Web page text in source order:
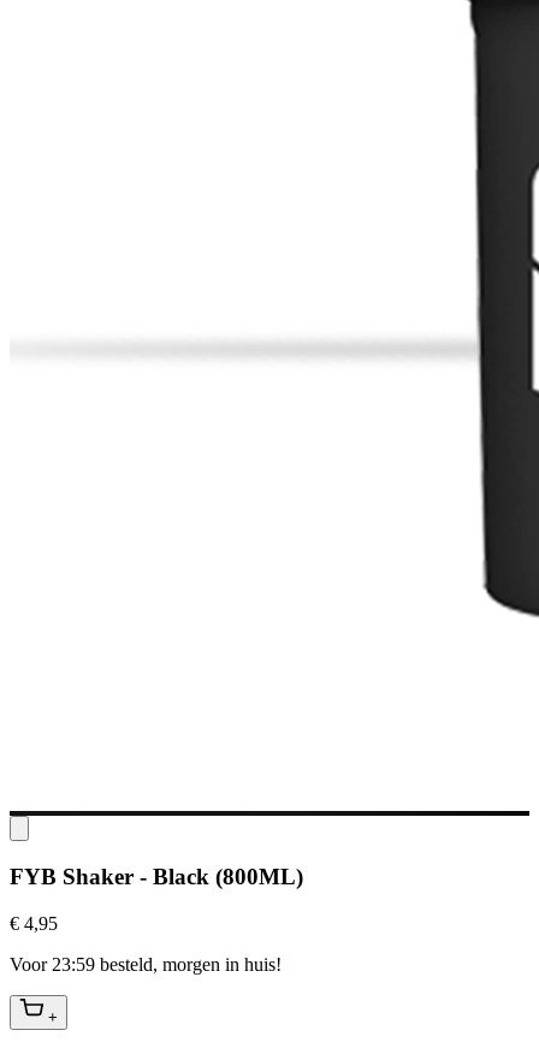
FYB Shaker - Black (800ML)
€ 4,95
Voor 23:59 besteld, morgen in huis!
+